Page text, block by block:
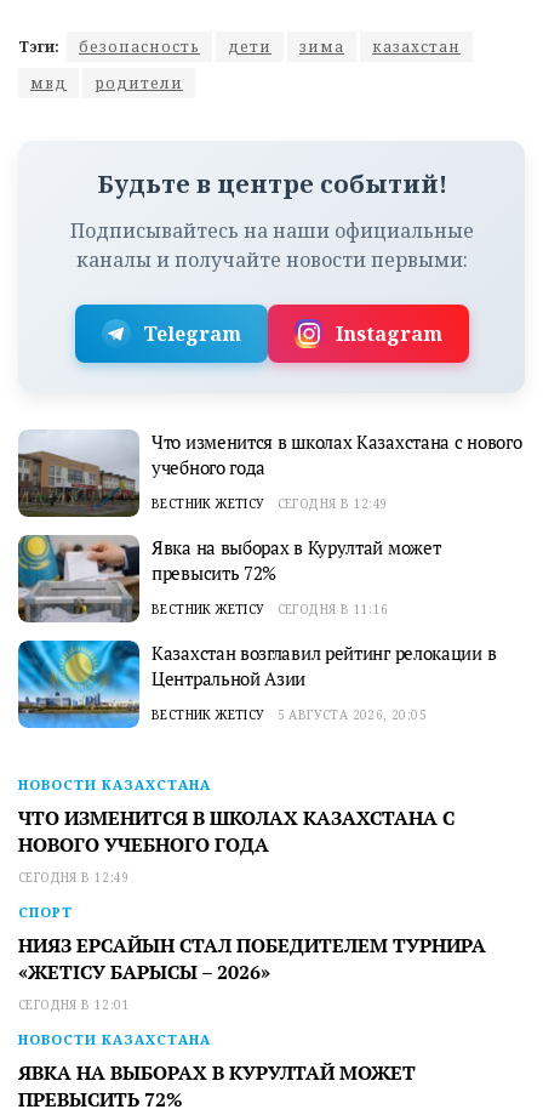
Тэги: безопасность дети зима
казахстан
мвд
родители
Будьте в центре событий!
Подписывайтесь на наши официальные
каналы и получайте новости первыми:
Telegram Instagram
Что изменится в школах Казахстана с нового
учебного года
ВЕСТНИК ЖЕТІСУ СЕГОДНЯ В 12:49
Явка на выборах в Курултай может
превысить 72%
ВЕСТНИК ЖЕТІСУ СЕГОДНЯ В 11:16
Казахстан возглавил рейтинг релокации в
Центральной Азии
ВЕСТНИК ЖЕТІСУ 5 АВГУСТА 2026, 20:05
НОВОСТИ КАЗАХСТАНА
ЧТО ИЗМЕНИТСЯ В ШКОЛАХ КАЗАХСТАНА С
НОВОГО УЧЕБНОГО ГОДА
СЕГОДНЯ В 12:49
СПОРТ
НИЯЗ ЕРСАЙЫН СТАЛ ПОБЕДИТЕЛЕМ ТУРНИРА
«ЖЕТІСУ БАРЫСЫ – 2026»
СЕГОДНЯ В 12:01
НОВОСТИ КАЗАХСТАНА
ЯВКА НА ВЫБОРАХ В КУРУЛТАЙ МОЖЕТ
ПРЕВЫСИТЬ 72%